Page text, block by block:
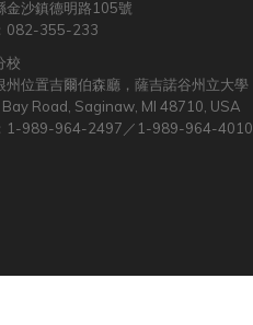
金沙鎮德明路105號
082-355-233
校
州位置吉爾伯森廳，薩吉諾谷州立大學
Road, Saginaw, MI 48710, USA
1-989-964-2497／1-989-964-4010